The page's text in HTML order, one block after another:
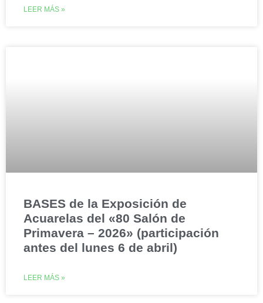
LEER MÁS »
BASES de la Exposición de
Acuarelas del «80 Salón de
Primavera – 2026» (participación
antes del lunes 6 de abril)
LEER MÁS »